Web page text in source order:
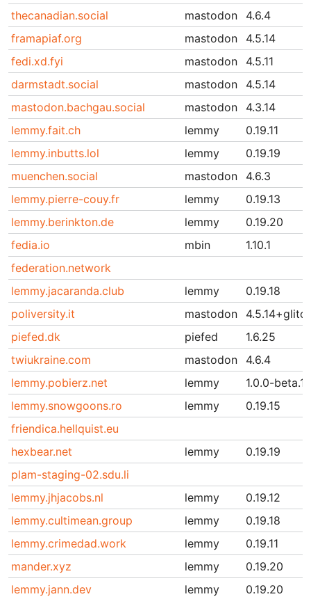
thecanadian.social
mastodon
4.6.4
framapiaf.org
mastodon
4.5.14
fedi.xd.fyi
mastodon
4.5.11
darmstadt.social
mastodon
4.5.14
mastodon.bachgau.social
mastodon
4.3.14
lemmy.fait.ch
lemmy
0.19.11
lemmy.inbutts.lol
lemmy
0.19.19
muenchen.social
mastodon
4.6.3
lemmy.pierre-couy.fr
lemmy
0.19.13
lemmy.berinkton.de
lemmy
0.19.20
fedia.io
mbin
1.10.1
federation.network
lemmy.jacaranda.club
lemmy
0.19.18
poliversity.it
mastodon
piefed.dk
piefed
1.6.25
twiukraine.com
mastodon
4.6.4
lemmy.pobierz.net
lemmy
1.0.0-
lemmy.snowgoons.ro
lemmy
0.19.15
friendica.hellquist.eu
hexbear.net
lemmy
0.19.19
plam-staging-02.sdu.li
lemmy.jhjacobs.nl
lemmy
0.19.12
lemmy.cultimean.group
lemmy
0.19.18
lemmy.crimedad.work
lemmy
0.19.11
mander.xyz
lemmy
0.19.20
lemmy.jann.dev
lemmy
0.19.20